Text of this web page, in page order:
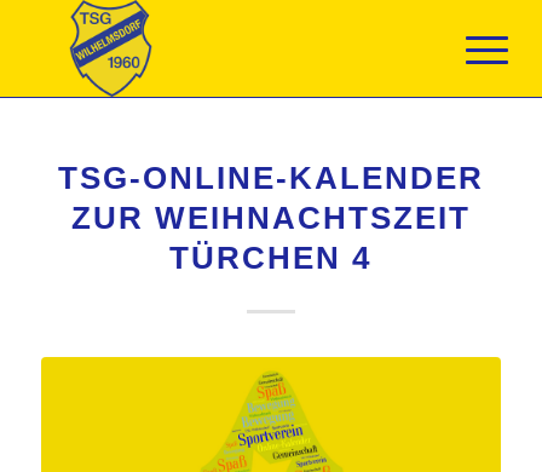
TSG-ONLINE-KALENDER
ZUR WEIHNACHTSZEIT
TÜRCHEN 4